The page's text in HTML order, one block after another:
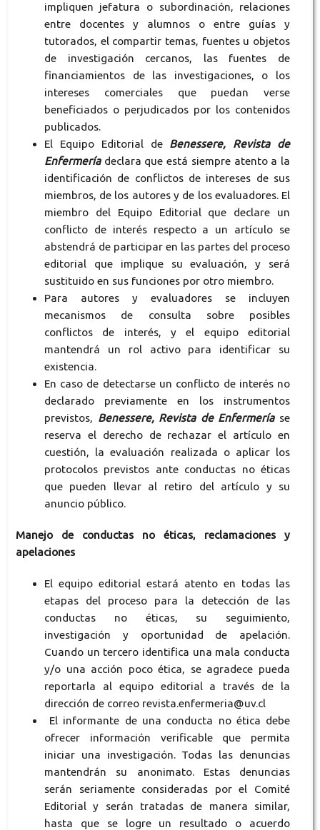
impliquen jefatura o subordinación, relaciones
entre docentes y alumnos o entre guías y
tutorados, el compartir temas, fuentes u objetos
de investigación cercanos, las fuentes de
financiamientos de las investigaciones, o los
intereses comerciales que puedan verse
beneficiados o perjudicados por los contenidos
publicados.
El Equipo Editorial de Benessere, Revista de
Enfermería declara que está siempre atento a la
identificación de conflictos de intereses de sus
miembros, de los autores y de los evaluadores. El
miembro del Equipo Editorial que declare un
conflicto de interés respecto a un artículo se
abstendrá de participar en las partes del proceso
editorial que implique su evaluación, y será
sustituido en sus funciones por otro miembro.
Para autores y evaluadores se incluyen
mecanismos de consulta sobre posibles
conflictos de interés, y el equipo editorial
mantendrá un rol activo para identificar su
existencia.
En caso de detectarse un conflicto de interés no
declarado previamente en los instrumentos
previstos, Benessere, Revista de Enfermeríase
reserva el derecho de rechazar el artículo en
cuestión, la evaluación realizada o aplicar los
protocolos previstos ante conductas no éticas
que pueden llevar al retiro del artículo y su
anuncio público.
Manejo de conductas no éticas, reclamaciones y
apelaciones
El equipo editorial estará atento en todas las
etapas del proceso para la detección de las
conductas no éticas, su seguimiento,
investigación y oportunidad de apelación.
Cuando un tercero identifica una mala conducta
y/o una acción poco ética, se agradece pueda
reportarla al equipo editorial a través de la
dirección de correo revista.enfermeria@uv.cl
El informante de una conducta no ética debe
ofrecer información verificable que permita
iniciar una investigación. Todas las denuncias
mantendrán su anonimato. Estas denuncias
serán seriamente consideradas por el Comité
Editorial y serán tratadas de manera similar,
hasta que se logre un resultado o acuerdo